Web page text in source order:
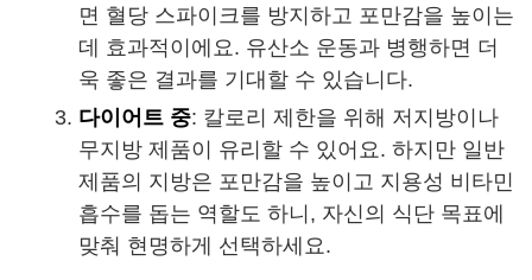
면 혈당 스파이크를 방지하고 포만감을 높이는
데 효과적이에요. 유산소 운동과 병행하면 더
욱 좋은 결과를 기대할 수 있습니다.
다이어트 중: 칼로리 제한을 위해 저지방이나
무지방 제품이 유리할 수 있어요. 하지만 일반
제품의 지방은 포만감을 높이고 지용성 비타민
흡수를 돕는 역할도 하니, 자신의 식단 목표에
맞춰 현명하게 선택하세요.